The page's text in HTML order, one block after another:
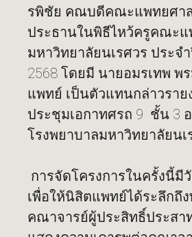
รพิชัย คณบดีคณะแพทยศา
ประธานในพิธีไหว้ครูคณะ
มหาวิทยาลัยนเรศวร ประจ
2568 โดยมี นายอมรเทพ พ
แพทย์ เป็นตัวแทนกล่าวรา
ประชุมเอกาทศรถ 9 ชั้น 3
โรงพยาบาลมหาวิทยาลัยนเ
การจัดโครงการในครั้งนี้มี
เพื่อให้นิสิตแพทย์ได้ระลึกถึ
คณาจารย์ผู้ประสิทธิ์ประสา